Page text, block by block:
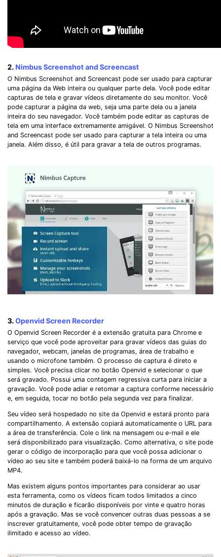
2. Nimbus Screenshot and Screencast
O Nimbus Screenshot and Screencast pode ser usado ​​para capturar
uma página da Web inteira ou qualquer parte dela. Você pode editar
capturas de tela e gravar vídeos diretamente do seu monitor. Você
pode capturar a página da web, seja uma parte dela ou a janela
inteira do seu navegador. Você também pode editar as capturas de
tela em uma interface extremamente amigável. O Nimbus Screenshot
and Screencast pode ser usado ​​para capturar a tela inteira ou uma
janela. Além disso, é útil para gravar a tela de outros programas.
3.Openvid Screen Recorder
O Openvid Screen Recorder é a extensão gratuita para Chrome e
serviço que você pode aproveitar para gravar vídeos das guias do
navegador, webcam, janelas de programas, área de trabalho e
usando o microfone também. O processo de captura é direto e
simples. Você precisa clicar no botão Openvid e selecionar o que
será gravado. Possui uma contagem regressiva curta para iniciar a
gravação. Você pode adiar e retomar a captura conforme necessário
e, em seguida, tocar no botão pela segunda vez para finalizar.
Seu vídeo será hospedado no site da Openvid e estará pronto para
compartilhamento. A extensão copiará automaticamente o URL para
a área de transferência. Cole o link na mensagem ou e-mail e ele
será disponibilizado para visualização. Como alternativa, o site pode
gerar o código de incorporação para que você possa adicionar o
vídeo ao seu site e também poderá baixá-lo na forma de um arquivo
MP4.
Mas existem alguns pontos importantes para considerar ao usar
esta ferramenta, como os vídeos ficam todos limitados a cinco
minutos de duração e ficarão disponíveis por vinte e quatro horas
após a gravação. Mas se você convencer outras duas pessoas a se
inscrever gratuitamente, você pode obter tempo de gravação
ilimitado e acesso ao vídeo.